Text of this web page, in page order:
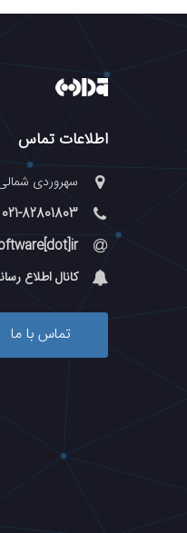
اطلاعات تماس
سهروردی
021-82801803
کانال اطلاع
تماس با ما